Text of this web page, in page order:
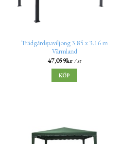
Trädgårdspaviljong 3.85 x 3.16 m
Värmland
47,059kr / st
KÖP